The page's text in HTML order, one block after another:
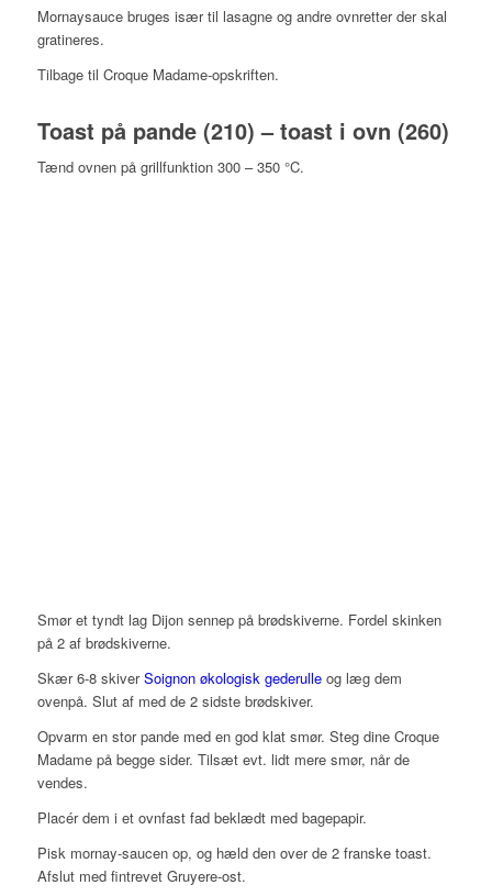
Mornaysauce bruges især til lasagne og andre ovnretter der skal
gratineres.
Tilbage til Croque Madame-opskriften.
Toast på pande (210) – toast i ovn (260)
Tænd ovnen på grillfunktion 300 – 350 °C.
Smør et tyndt lag Dijon sennep på brødskiverne. Fordel skinken
på 2 af brødskiverne.
Skær 6-8 skiverSoignon økologisk gederulleog læg dem
ovenpå. Slut af med de 2 sidste brødskiver.
Opvarm en stor pande med en god klat smør. Steg dine Croque
Madame på begge sider. Tilsæt evt. lidt mere smør, når de
vendes.
Placér dem i et ovnfast fad beklædt med bagepapir.
Pisk mornay-saucen op, og hæld den over de 2 franske toast.
Afslut med fintrevet Gruyere-ost.